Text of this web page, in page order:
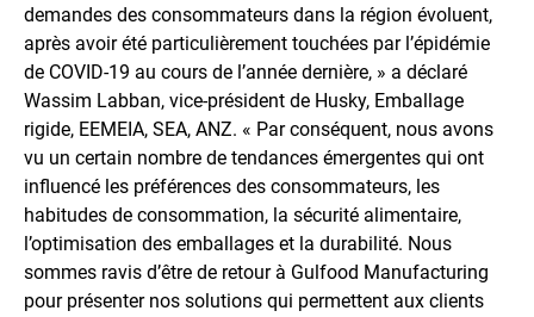
demandes des consommateurs dans la région évoluent,
après avoir été particulièrement touchées par l’épidémie
de COVID-19 au cours de l’année dernière, » a déclaré
Wassim Labban, vice-président de Husky, Emballage
rigide, EEMEIA, SEA, ANZ. « Par conséquent, nous avons
vu un certain nombre de tendances émergentes qui ont
influencé les préférences des consommateurs, les
habitudes de consommation, la sécurité alimentaire,
l’optimisation des emballages et la durabilité. Nous
sommes ravis d’être de retour à Gulfood Manufacturing
pour présenter nos solutions qui permettent aux clients